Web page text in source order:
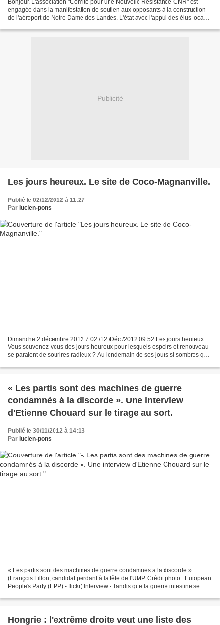
Bonjour. L'association "Comité pour une Nouvelle Résistance-CNR" est
engagée dans la manifestation de soutien aux opposants à la construction
de l'aéroport de Notre Dame des Landes. L'état avec l'appui des élus locaux
Publicité
Les jours heureux. Le site de Coco-Magnanville.
Publié le 02/12/2012 à 11:27
Par lucien-pons
Dimanche 2 décembre 2012 7 02 /12 /Déc /2012 09:52 Les jours heureux
Vous souvenez-vous des jours heureux pour lesquels espoirs et renouveau
se paraient de sourires radieux ? Au lendemain de ses jours si sombres qui
« Les partis sont des machines de guerre
condamnés à la discorde ». Une interview
d'Etienne Chouard sur le tirage au sort.
Publié le 30/11/2012 à 14:13
Par lucien-pons
« Les partis sont des machines de guerre condamnés à la discorde »
(François Fillon, candidat perdant à la tête de l'UMP. Crédit photo : European
People's Party (EPP) - flickr) Interview - Tandis que la guerre intestine se
Hongrie : l'extrême droite veut une liste des